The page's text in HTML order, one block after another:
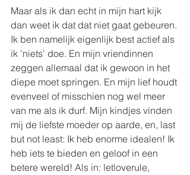
Maar als ik dan echt in mijn hart kijk
dan weet ik dat dat niet gaat gebeuren.
Ik ben namelijk eigenlijk best actief als
ik 'niets' doe. En mijn vriendinnen
zeggen allemaal dat ik gewoon in het
diepe moet springen. En mijn lief houdt
evenveel of misschien nog wel meer
van me als ik durf. Mijn kindjes vinden
mij de liefste moeder op aarde, en, last
but not least: Ik heb enorme idealen! Ik
heb iets te bieden en geloof in een
betere wereld! Als in: letloverule,